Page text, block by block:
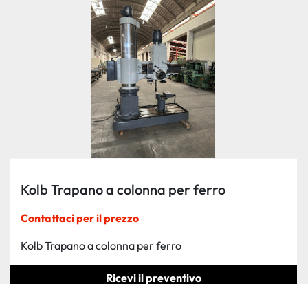
Kolb Trapano a colonna per ferro
Contattaci per il prezzo
Kolb Trapano a colonna per ferro
Ricevi il preventivo